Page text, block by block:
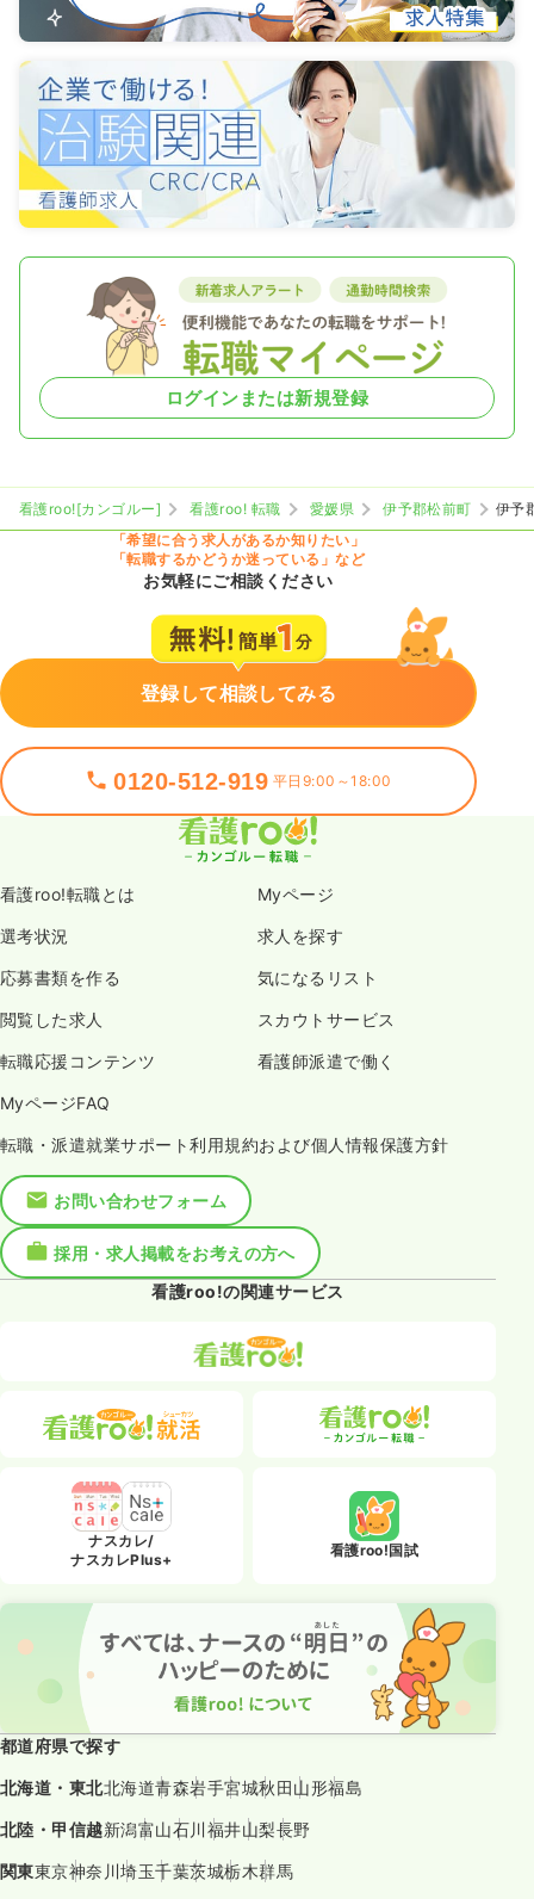
ログインまたは新規登録
看護roo![カンゴルー] 看護roo! 転職 愛媛県 伊予郡松前町
伊予
「希望に合う求人があるか知りたい」
「転職するかどうか迷っている」など
お気軽にご相談ください
登録して相談してみる
0120-512-919 平日9:00～18:00
看護roo!転職とは Myページ
選考状況 求人を探す
応募書類を作る 気になるリスト
閲覧した求人 スカウトサービス
転職応援コンテンツ 看護師派遣で働く
MyページFAQ
転職・派遣就業サポート利用規約および個人情報保護方針
お問い合わせフォーム
採用・求人掲載をお考えの方へ
看護roo!の関連サービス
ナスカレ/
ナスカレPlus+
看護roo!国試
都道府県で探す
北海道・東北北海道青森岩手宮城秋田山形福島
北陸・甲信越新潟富山石川福井山梨長野
関東東京神奈川埼玉千葉茨城栃木群馬